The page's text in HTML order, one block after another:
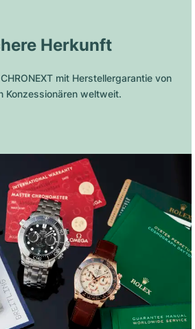
Herkunft
mit Herstellergarantie von
Konzessionären weltweit.